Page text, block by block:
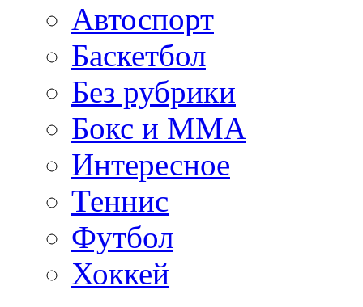
Автоспорт
Баскетбол
Без рубрики
Бокс и ММА
Интересное
Теннис
Футбол
Хоккей